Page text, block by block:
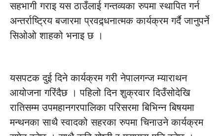
सहभागी गराइ यस ठाउँलाई गन्तव्यका रुपमा स्थापित गर्न
अन्तर्राष्ट्रिय बजारमा प्रवद्र्धनात्मक कार्यक्रम गर्दै जानुपर्ने
सिओओ शाहको भनाइ छ ।
यसपटक दुई दिने कार्यक्रम गरी नेपालगन्ज म्याराथन
आयोजना गरिंदैछ । पहिलो दिन शुक्रवार दिउँसोदेखि
रातिसम्म उपमहानगरपालिका परिसरमा बिभिन्न बिषयमा
मन्थनका साथै स्वादको सहरका रुपमा चिनाउने कार्यक्रम